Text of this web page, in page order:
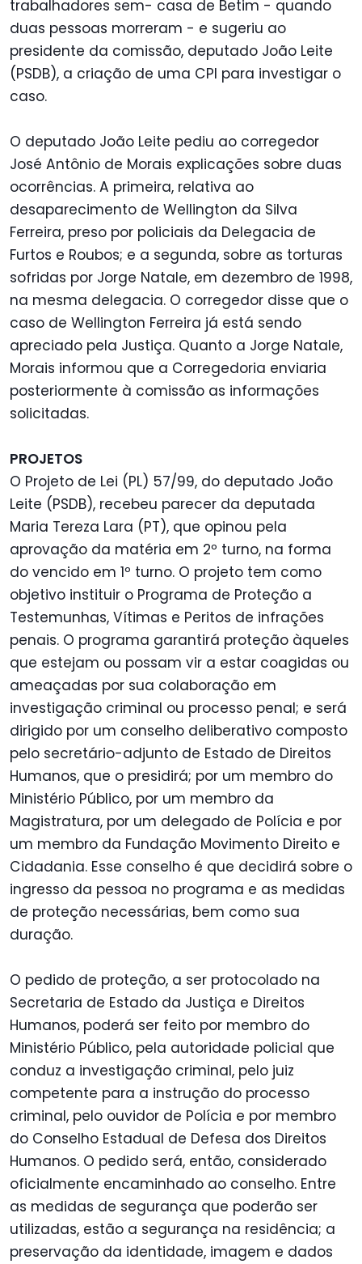
trabalhadores sem- casa de Betim - quando
duas pessoas morreram - e sugeriu ao
presidente da comissão, deputado João Leite
(PSDB), a criação de uma CPI para investigar o
caso.
O deputado João Leite pediu ao corregedor
José Antônio de Morais explicações sobre duas
ocorrências. A primeira, relativa ao
desaparecimento de Wellington da Silva
Ferreira, preso por policiais da Delegacia de
Furtos e Roubos; e a segunda, sobre as torturas
sofridas por Jorge Natale, em dezembro de 1998,
na mesma delegacia. O corregedor disse que o
caso de Wellington Ferreira já está sendo
apreciado pela Justiça. Quanto a Jorge Natale,
Morais informou que a Corregedoria enviaria
posteriormente à comissão as informações
solicitadas.
PROJETOS
O Projeto de Lei (PL) 57/99, do deputado João
Leite (PSDB), recebeu parecer da deputada
Maria Tereza Lara (PT), que opinou pela
aprovação da matéria em 2º turno, na forma
do vencido em 1º turno. O projeto tem como
objetivo instituir o Programa de Proteção a
Testemunhas, Vítimas e Peritos de infrações
penais. O programa garantirá proteção àqueles
que estejam ou possam vir a estar coagidas ou
ameaçadas por sua colaboração em
investigação criminal ou processo penal; e será
dirigido por um conselho deliberativo composto
pelo secretário-adjunto de Estado de Direitos
Humanos, que o presidirá; por um membro do
Ministério Público, por um membro da
Magistratura, por um delegado de Polícia e por
um membro da Fundação Movimento Direito e
Cidadania. Esse conselho é que decidirá sobre o
ingresso da pessoa no programa e as medidas
de proteção necessárias, bem como sua
duração.
O pedido de proteção, a ser protocolado na
Secretaria de Estado da Justiça e Direitos
Humanos, poderá ser feito por membro do
Ministério Público, pela autoridade policial que
conduz a investigação criminal, pelo juiz
competente para a instrução do processo
criminal, pelo ouvidor de Polícia e por membro
do Conselho Estadual de Defesa dos Direitos
Humanos. O pedido será, então, considerado
oficialmente encaminhado ao conselho. Entre
as medidas de segurança que poderão ser
utilizadas, estão a segurança na residência; a
preservação da identidade, imagem e dados